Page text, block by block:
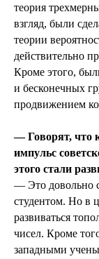
теория
взгляд, были
теории
действительно
Кроме этого,
и бесконечных
продвижением
— Говорят, что
импульс
этого стали
— Это довольно
студентом. Но в
развиваться
чисел. Кроме
западными